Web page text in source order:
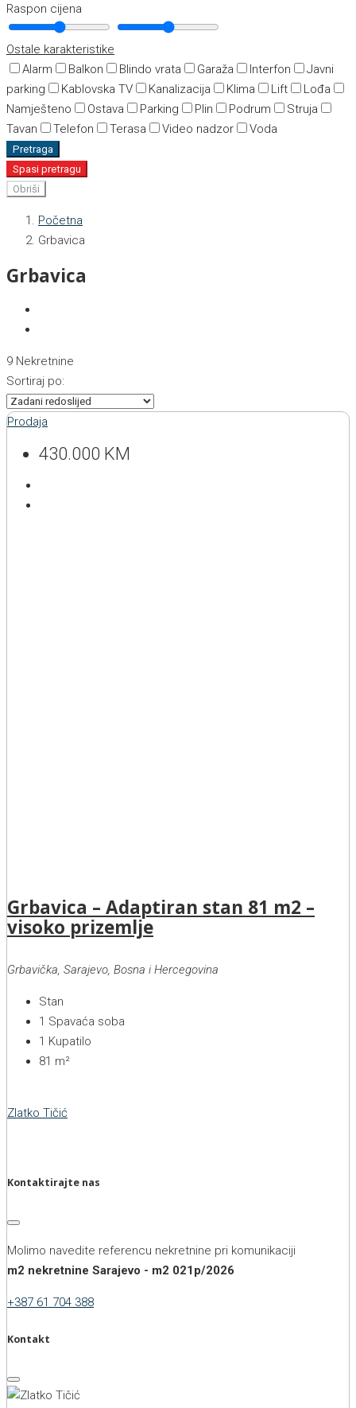
Raspon cijena
Ostale karakteristike
Alarm
Balkon Blindo vrata Garaža Interfon
Javni
parking
Kablovska TV Kanalizacija Klima Lift
Lođa
Namješteno
Ostava Parking Plin Podrum
Struja
Tavan
Telefon Terasa Video nadzor Voda
Pretraga
Spasi pretragu
Obriši
Početna
Grbavica
Grbavica
9 Nekretnine
Sortiraj po:
Prodaja
430.000 KM
Grbavica – Adaptiran stan 81 m2 –
visoko prizemlje
Grbavička, Sarajevo, Bosna i Hercegovina
Stan
1 Spavaća soba
1 Kupatilo
81 m²
Zlatko Tičić
Kontaktirajte nas
Molimo navedite referencu nekretnine pri komunikaciji
m2 nekretnine Sarajevo - m2 021p/2026
+387 61 704 388
Kontakt